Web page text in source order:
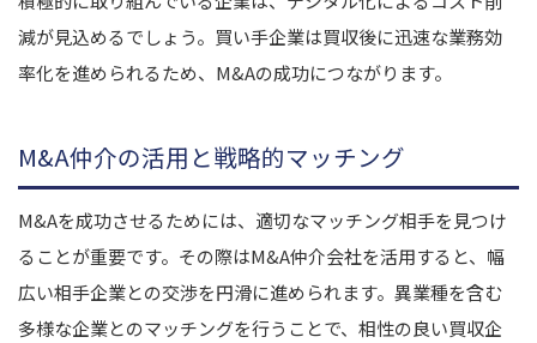
減が見込めるでしょう。買い手企業は買収後に迅速な業務効
率化を進められるため、M&Aの成功につながります。
M&A仲介の活用と戦略的マッチング
M&Aを成功させるためには、適切なマッチング相手を見つけ
ることが重要です。その際はM&A仲介会社を活用すると、幅
広い相手企業との交渉を円滑に進められます。異業種を含む
多様な企業とのマッチングを行うことで、相性の良い買収企